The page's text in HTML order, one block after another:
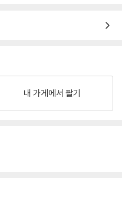
내 가게에서 팔기